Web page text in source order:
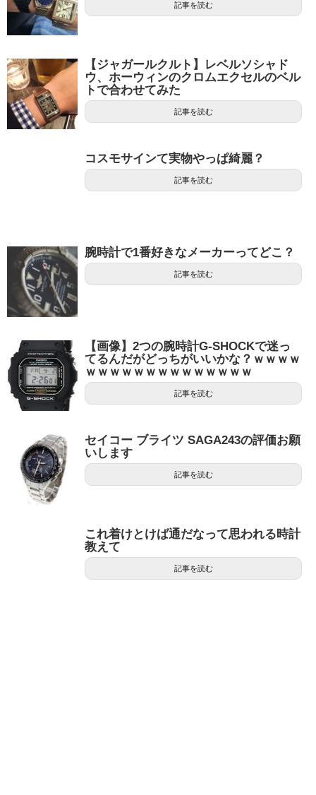
記事を読む
【ジャガールクルト】レベルソシャド
ウ、ホーウィンのクロムエクセルのベル
トで合わせてみた
記事を読む
コスモサインて実物やっぱ綺麗？
記事を読む
腕時計で1番好きなメーカーってどこ？
記事を読む
【画像】2つの腕時計G-SHOCKで迷っ
てるんだがどっちがいいかな？ｗｗｗｗ
ｗｗｗｗｗｗｗｗｗｗｗｗｗｗ
記事を読む
セイコー ブライツ SAGA243の評価お願
いします
記事を読む
これ着けとけば通だなって思われる時計
教えて
記事を読む